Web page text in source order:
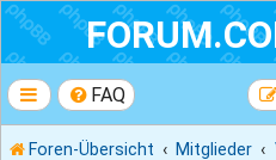
FAQ
Foren-Übersicht Mitglieder